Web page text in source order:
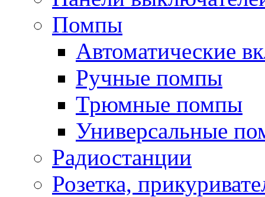
Помпы
Автоматические
Ручные помпы
Трюмные помпы
Универсальные
Радиостанции
Розетка,